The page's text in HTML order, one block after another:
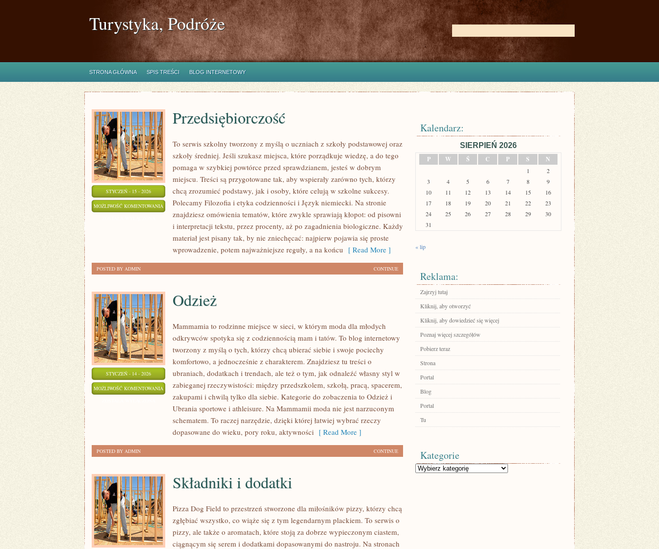
Turystyka, Podróże
STRONA GŁÓWNA SPIS TREŚCI BLOG INTERNETOWY
STYCZEŃ - 15 - 2026
MOŻLIWOŚĆ KOMENTOWANIA PRZEDSIĘBIORCZOŚĆ
Przedsiębiorczość
To serwis szkolny tworzony z myślą o uczniach z szkoły podstawowej oraz
szkoły średniej. Jeśli szukasz miejsca, które porządkuje wiedzę, a do tego
pomaga w szybkiej powtórce przed sprawdzianem, jesteś w dobrym
miejscu. Treści są przygotowane tak, aby wspierały zarówno tych, którzy
chcą zrozumieć podstawy, jak i osoby, które celują w szkolne sukcesy.
Polecamy Filozofia i etyka codzienności i Język niemiecki. Na stronie
znajdziesz omówienia tematów, które zwykle sprawiają kłopot: od pisowni
i interpretacji tekstu, przez procenty, aż po zagadnienia biologiczne. Każdy
materiał jest pisany tak, by nie zniechęcać: najpierw pojawia się proste
wprowadzenie, potem najważniejsze reguły, a na końcu [ Read More ]
CONTINUE
POSTED BY ADMIN
STYCZEŃ - 14 - 2026
MOŻLIWOŚĆ KOMENTOWANIA ODZIEŻ
Odzież
Mammamia to rodzinne miejsce w sieci, w którym moda dla młodych
odkrywców spotyka się z codziennością mam i tatów. To blog internetowy
tworzony z myślą o tych, którzy chcą ubierać siebie i swoje pociechy
komfortowo, a jednocześnie z charakterem. Znajdziesz tu treści o
ubraniach, dodatkach i trendach, ale też o tym, jak odnaleźć własny styl w
zabieganej rzeczywistości: między przedszkolem, szkołą, pracą, spacerem,
zakupami i chwilą tylko dla siebie. Kategorie do zobaczenia to Odzież i
Ubrania sportowe i athleisure. Na Mammamii moda nie jest narzuconym
schematem. To raczej narzędzie, dzięki której łatwiej wybrać rzeczy
dopasowane do wieku, pory roku, aktywności [ Read More ]
CONTINUE
POSTED BY ADMIN
Składniki i dodatki
Pizza Dog Field to przestrzeń stworzone dla miłośników pizzy, którzy chcą
zgłębiać wszystko, co wiąże się z tym legendarnym plackiem. To serwis o
pizzy, ale także o aromatach, które stoją za dobrze wypieczonym ciastem,
ciągnącym się serem i dodatkami dopasowanymi do nastroju. Na stronach
Kalendarz:
SIERPIEŃ 2026
P
W Ś C P S N
1
2
3
4 5 6 7 8
9
10
11 12 13 14 15
16
17
18 19 20 21 22
23
24
25 26 27 28 29
30
31
« lip
Reklama:
Zajrzyj tutaj
Kliknij, aby otworzyć
Kliknij, aby dowiedzieć się więcej
Poznaj więcej szczegółów
Pobierz teraz
Strona
Portal
Blog
Portal
Tu
Kategorie
Kategorie